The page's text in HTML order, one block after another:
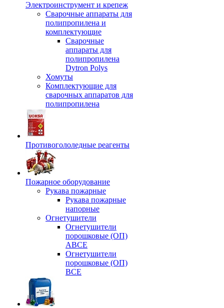
Электроинструмент и крепеж
Сварочные аппараты для
полипропилена и
комплектующие
Сварочные
аппараты для
полипропилена
Dytron Polys
Хомуты
Комплектующие для
сварочных аппаратов для
полипропилена
Противогололедные реагенты
Пожарное оборудование
Рукава пожарные
Рукава пожарные
напорные
Огнетушители
Огнетушители
порошковые (ОП)
АВСЕ
Огнетушители
порошковые (ОП)
ВСЕ